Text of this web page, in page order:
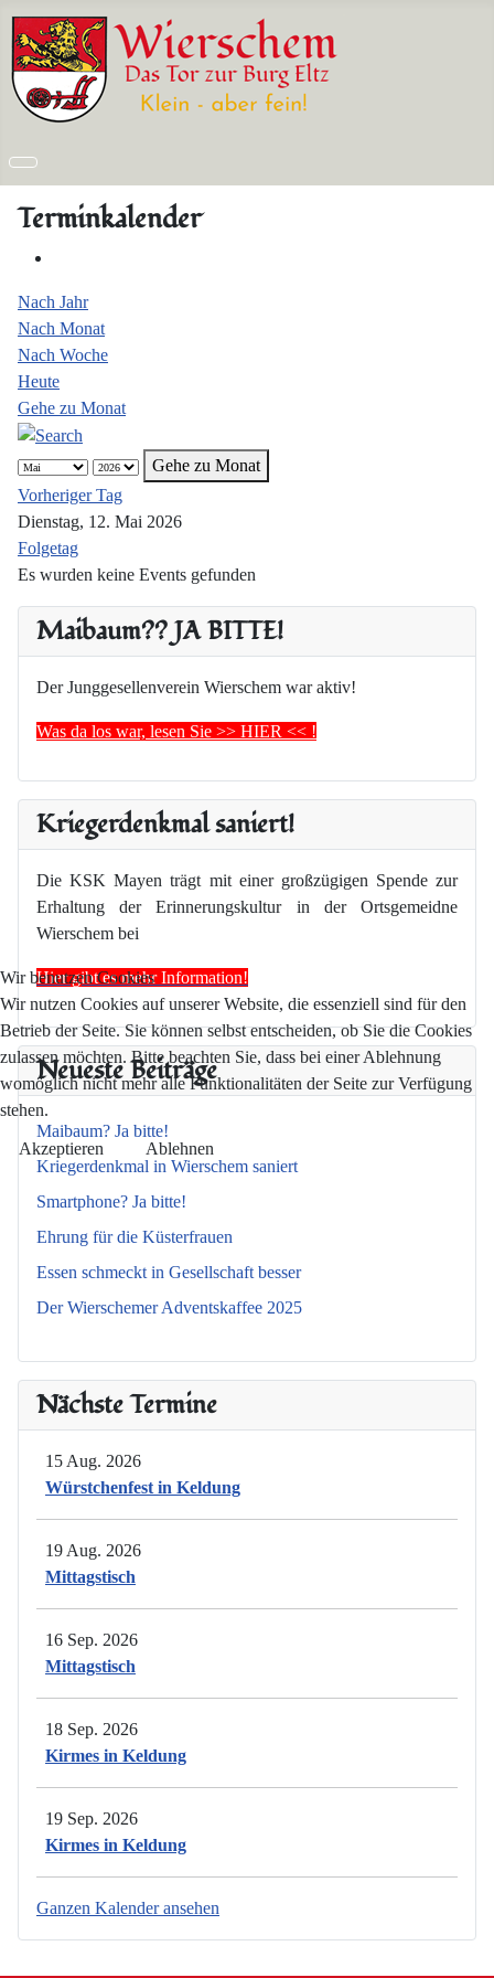
Maibaum?? JA BITTE!
Der Junggesellenverein Wierschem war aktiv!
Was da los war, lesen Sie >> HIER << !
Kriegerdenkmal saniert!
Die KSK Mayen trägt mit einer großzügigen Spende zur
Erhaltung der Erinnerungskultur in der Ortsgemeidne
Wierschem bei
Hier gibt es mehr Information!
Neueste Beiträge
Maibaum? Ja bitte!
Kriegerdenkmal in Wierschem saniert
Smartphone? Ja bitte!
Ehrung für die Küsterfrauen
Essen schmeckt in Gesellschaft besser
Der Wierschemer Adventskaffee 2025
Nächste Termine
15 Aug. 2026
Würstchenfest in Keldung
19 Aug. 2026
Mittagstisch
16 Sep. 2026
Mittagstisch
18 Sep. 2026
Kirmes in Keldung
19 Sep. 2026
Kirmes in Keldung
Ganzen Kalender ansehen
Terminkalender
Nach Jahr
Nach Monat
Nach Woche
Heute
Gehe zu Monat
Gehe zu Monat
Vorheriger Tag
Dienstag, 12. Mai 2026
Folgetag
Es wurden keine Events gefunden
Wir benutzen Cookies
Wir nutzen Cookies auf unserer Website, die essenziell sind für den
Betrieb der Seite. Sie können selbst entscheiden, ob Sie die Cookies
zulassen möchten. Bitte beachten Sie, dass bei einer Ablehnung
womöglich nicht mehr alle Funktionalitäten der Seite zur Verfügung
stehen.
Akzeptieren Ablehnen